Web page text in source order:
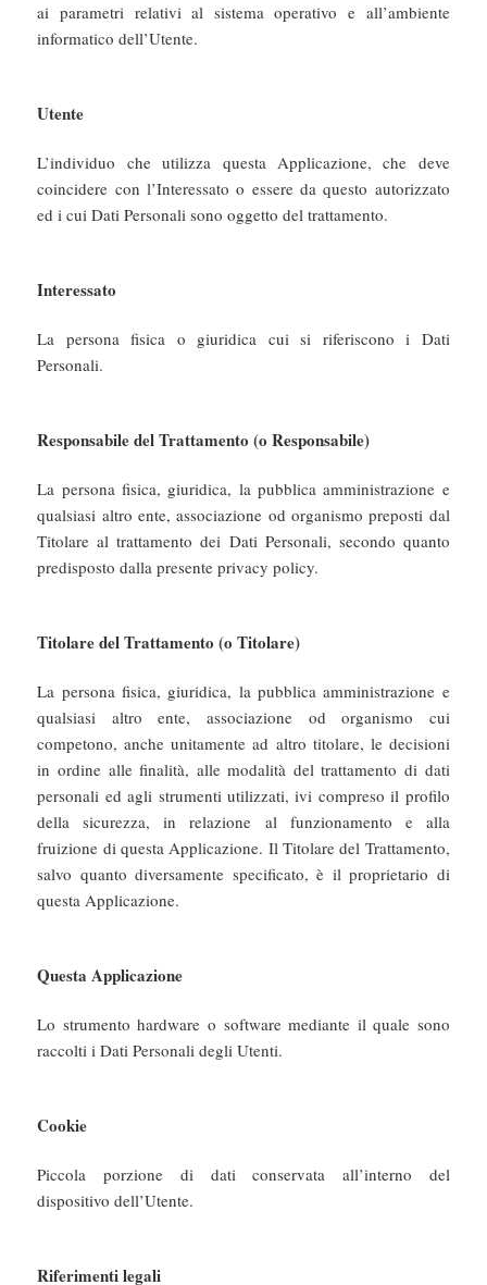
ai parametri relativi al sistema operativo e all’ambiente
informatico dell’Utente.
Utente
L’individuo che utilizza questa Applicazione, che deve
coincidere con l’Interessato o essere da questo autorizzato
ed i cui Dati Personali sono oggetto del trattamento.
Interessato
La persona fisica o giuridica cui si riferiscono i Dati
Personali.
Responsabile del Trattamento (o Responsabile)
La persona fisica, giuridica, la pubblica amministrazione e
qualsiasi altro ente, associazione od organismo preposti dal
Titolare al trattamento dei Dati Personali, secondo quanto
predisposto dalla presente privacy policy.
Titolare del Trattamento (o Titolare)
La persona fisica, giuridica, la pubblica amministrazione e
qualsiasi altro ente, associazione od organismo cui
competono, anche unitamente ad altro titolare, le decisioni
in ordine alle finalità, alle modalità del trattamento di dati
personali ed agli strumenti utilizzati, ivi compreso il profilo
della sicurezza, in relazione al funzionamento e alla
fruizione di questa Applicazione. Il Titolare del Trattamento,
salvo quanto diversamente specificato, è il proprietario di
questa Applicazione.
Questa Applicazione
Lo strumento hardware o software mediante il quale sono
raccolti i Dati Personali degli Utenti.
Cookie
Piccola porzione di dati conservata all’interno del
dispositivo dell’Utente.
Riferimenti legali